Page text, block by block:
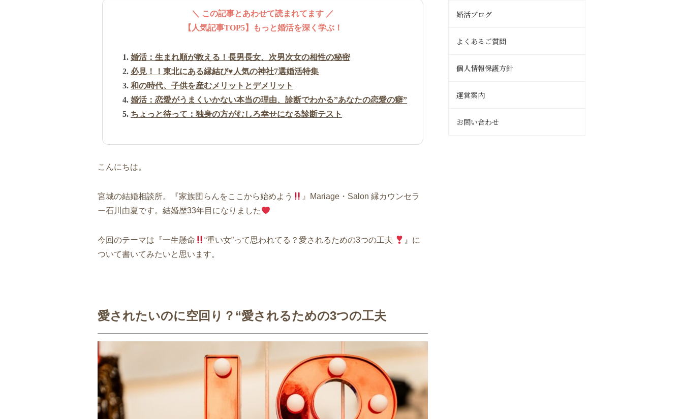
＼ この記事とあわせて読まれてます ／
【人気記事TOP5】もっと婚活を深く学ぶ！
婚活：生まれ順が教える！長男長女、次男次女の相性の秘密
必見！！東北にある縁結び♥人気の神社7選婚活特集
和の時代、子供を産むメリットとデメリット
婚活：恋愛がうまくいかない本当の理由、診断でわかる”あなたの恋愛の癖”
ちょっと待って：独身の方がむしろ幸せになる診断テスト
こんにちは。
宮城の結婚相談所。『家族団らんをここから始めよう
』Mariage・Salon 縁カウンセラ
ー石川由夏です。結婚歴33年目になりました
今回のテーマは『一生懸命 “重い女”って思われてる？愛されるための3つの工夫
』に
ついて書いてみたいと思います。
愛されたいのに空回り？“愛されるための3つの工夫
婚活ブログ
よくあるご質問
個人情報保護方針
運営案内
お問い合わせ